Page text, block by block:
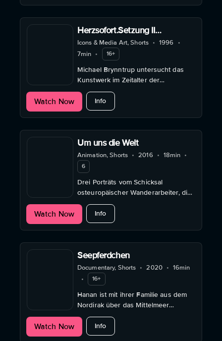
Herzsofort.Setzung II
(autogene Manipulationen)
Icons & Media Art, Shorts • 1996
•
7min • 16+
Michael Brynntrup untersucht das
Kunstwerk im Zeitalter der
künstlichen Reproduzierbarkeit
anhand von transmedialen
Selbstportraits.
Watch Now Infoabout Herzsofort.Setzung II
Um uns die Welt
Animation, Shorts • 2016 • 18min •
6
Drei Porträts vom Schicksal
osteuropäischer Wanderarbeiter, die
auf der Suche nach einer
Perspektive nach Deutschland
gekommen sind.
Watch Now Infoabout Um uns die Welt
Seepferdchen
Documentary, Shorts • 2020 • 16min
•
16+
Hanan ist mit ihrer Familie aus dem
Nordirak über das Mittelmeer
geflohen. Damals konnte sie nicht
schwimmen. Nun bewältigen sie das
Trauma.
Watch Now Infoabout Seepferdchen